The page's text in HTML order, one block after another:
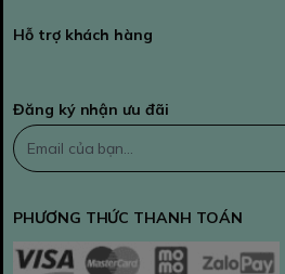
Hỗ trợ khách hàng
Đăng ký nhận ưu đãi
PHƯƠNG THỨC THANH TOÁN